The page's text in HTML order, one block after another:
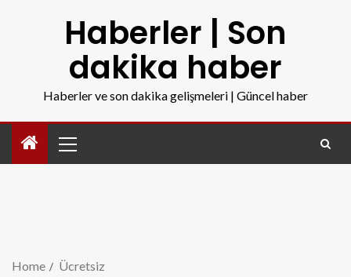
Haberler | Son
dakika haber
Haberler ve son dakika gelişmeleri | Güncel haber
Home Ücretsiz